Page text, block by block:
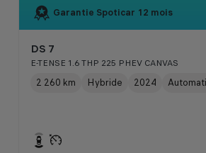
Garantie Spoticar 12 mois
DS 7
E-TENSE 1.6 THP 225 PHEV CANVAS
2 260 km Hybride 2024